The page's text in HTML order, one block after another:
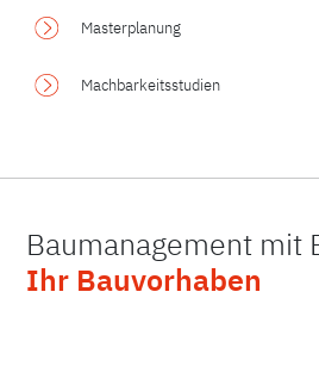
Masterplanung
Machbarkeitsstudien
Baumanagement mit
Ihr Bauvorhaben